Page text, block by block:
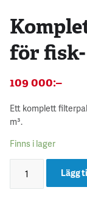
för fisk-
109 000:–
Ett komplett
m³.
Finns i lager
Lägg